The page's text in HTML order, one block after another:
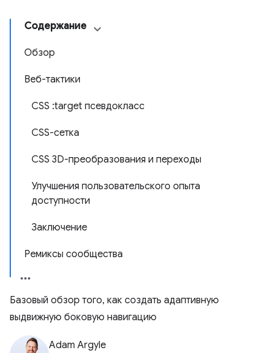
Содержание
Обзор
Веб-тактики
CSS :target псевдокласс
CSS-сетка
CSS 3D-преобразования и переходы
Улучшения пользовательского опыта
доступности
Заключение
Ремиксы сообщества
Базовый обзор того, как создать адаптивную
выдвижную боковую навигацию
Adam Argyle